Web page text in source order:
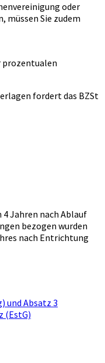
oder
müssen Sie zudem
prozentualen
fordert das BZSt
Jahren nach Ablauf
bezogen wurden
nach Entrichtung
und Absatz 3
(EstG)